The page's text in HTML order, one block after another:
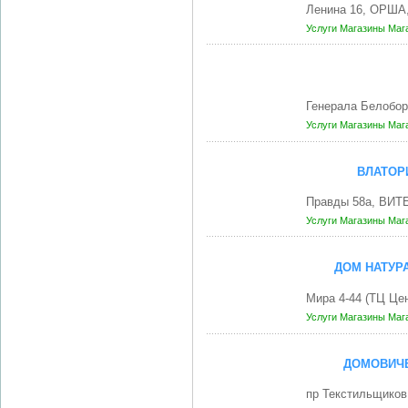
Ленина 16, ОРША,
Услуги Магазины
Генерала
Услуги Магазины
Правды 58а,
Услуги Магазины
ДОМ
Мира 4-44 (ТЦ
Услуги Магазины
пр